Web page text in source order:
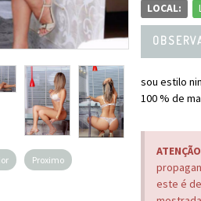
Proximo
LOCAL:
sou estilo
100 % de
ATENÇÃO
este é